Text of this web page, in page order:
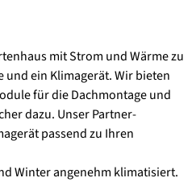
mit Strom und Wärme zu
und ein Klimagerät. Wir bieten
für die Dachmontage und
dazu. Unser Partner-
passend zu Ihren
Winter angenehm klimatisiert.